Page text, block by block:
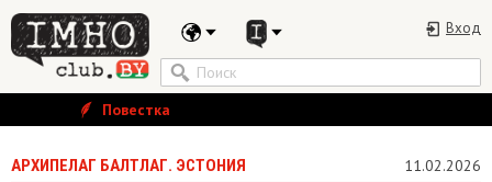
Вход
Повестка
АРХИПЕЛАГ БАЛТЛАГ. ЭСТОНИЯ 11.02.2026